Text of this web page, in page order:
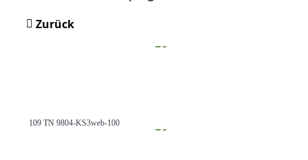
Zurück
109 TN 9804-KS3web-100